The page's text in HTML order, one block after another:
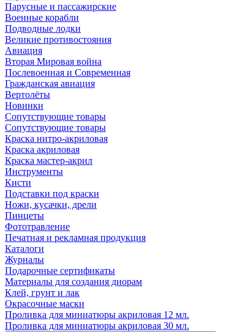
Парусные и пассажирские
Военные корабли
Подводные лодки
Великие противостояния
Авиация
Вторая Мировая война
Послевоенная и Современная
Гражданская авиация
Вертолёты
Новинки
Сопутствующие товары
Сопутствующие товары
Краска нитро-акриловая
Краска акриловая
Краска мастер-акрил
Инструменты
Кисти
Подставки под краски
Ножи, кусачки, дрели
Пинцеты
Фототравление
Печатная и рекламная продукция
Каталоги
Журналы
Подарочные сертификаты
Материалы для создания диорам
Клей, грунт и лак
Окрасочные маски
Проливка для миниатюры акриловая 12 мл.
Проливка для миниатюры акриловая 30 мл.